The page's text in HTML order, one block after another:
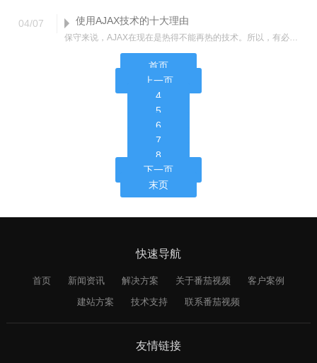
04/07 使用AJAX技术的十大理由
保守来说，AJAX在现在是热得不能再热的技术。所以，有必要要看看为什么AJAX能发展成为现在的样子，为什么它能不断成长，并且在短的时间内迅速变得无处不在。所以，我用午夜谈话的风格，
首页
上一页
4
5
6
7
8
下一页
末页
快速导航
首页 新闻资讯 解决方案 关于番茄视频
客户案例
建站方案
技术支持 联系番茄视频
友情链接